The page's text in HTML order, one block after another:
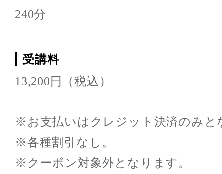
240分
受講料
13,200円（税込）
※お支払いはクレジット決済のみと
※各種割引なし。
※クーポン対象外となります。